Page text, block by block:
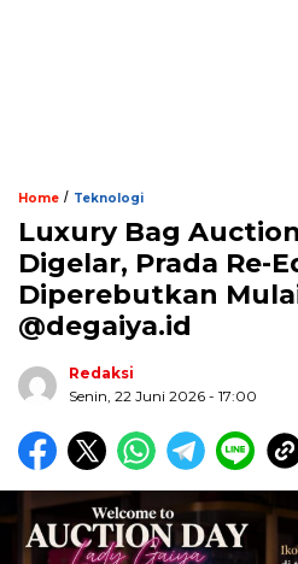
Home / Teknologi
Luxury Bag
Digelar, Prada Re-
Diperebutkan
@degaiya.id
Redaksi
Senin, 22 Juni 2026 - 17:00